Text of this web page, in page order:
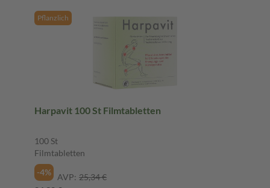
Pflanzlich
Harpavit 100 St Filmtabletten
100 St
Filmtabletten
-4%
AVP: 25,34 €